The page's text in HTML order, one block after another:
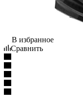
В избранное
Сравнить